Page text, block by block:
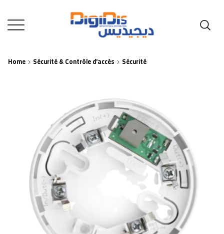
Home Sécurité & Contrôle d'accès Sécurité